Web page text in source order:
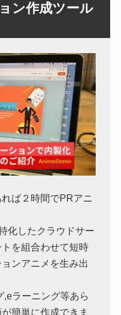
ン作成ツール
ば２時間でPRアニ
化したクラウドサー
を組合わせて短時
ンアニメを生み出
,eラーニング等あら
簡単に作成できま